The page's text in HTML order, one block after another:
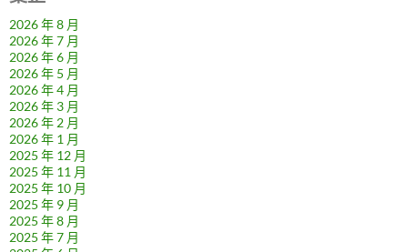
2026 年 8 月
2026 年 7 月
2026 年 6 月
2026 年 5 月
2026 年 4 月
2026 年 3 月
2026 年 2 月
2026 年 1 月
2025 年 12 月
2025 年 11 月
2025 年 10 月
2025 年 9 月
2025 年 8 月
2025 年 7 月